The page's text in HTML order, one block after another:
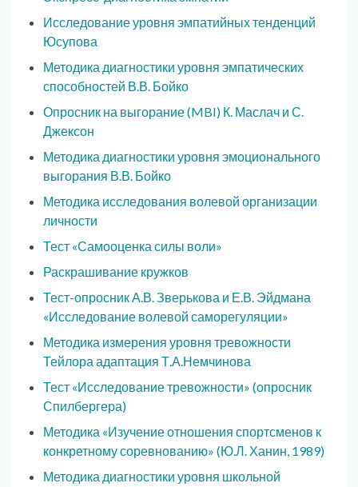
Исследование уровня эмпатийных тенденций
Юсупова
Методика диагностики уровня эмпатических
способностей В.В. Бойко
Опросник на выгорание (MBI) К. Маслач и С.
Джексон
Методика диагностики уровня эмоционального
выгорания В.В. Бойко
Методика исследования волевой организации
личности
Тест «Самооценка силы воли»
Раскрашивание кружков
Тест-опросник А.В. Зверькова и Е.В. Эйдмана
«Исследование волевой саморегуляции»
Методика измерения уровня тревожности
Тейлора адаптация Т.А.Немчинова
Тест «Исследование тревожности» (опросник
Спилбергера)
Методика «Изучение отношения спортсменов к
конкретному соревнованию» (Ю.Л. Ханин, 1989)
Методика диагностики уровня школьной